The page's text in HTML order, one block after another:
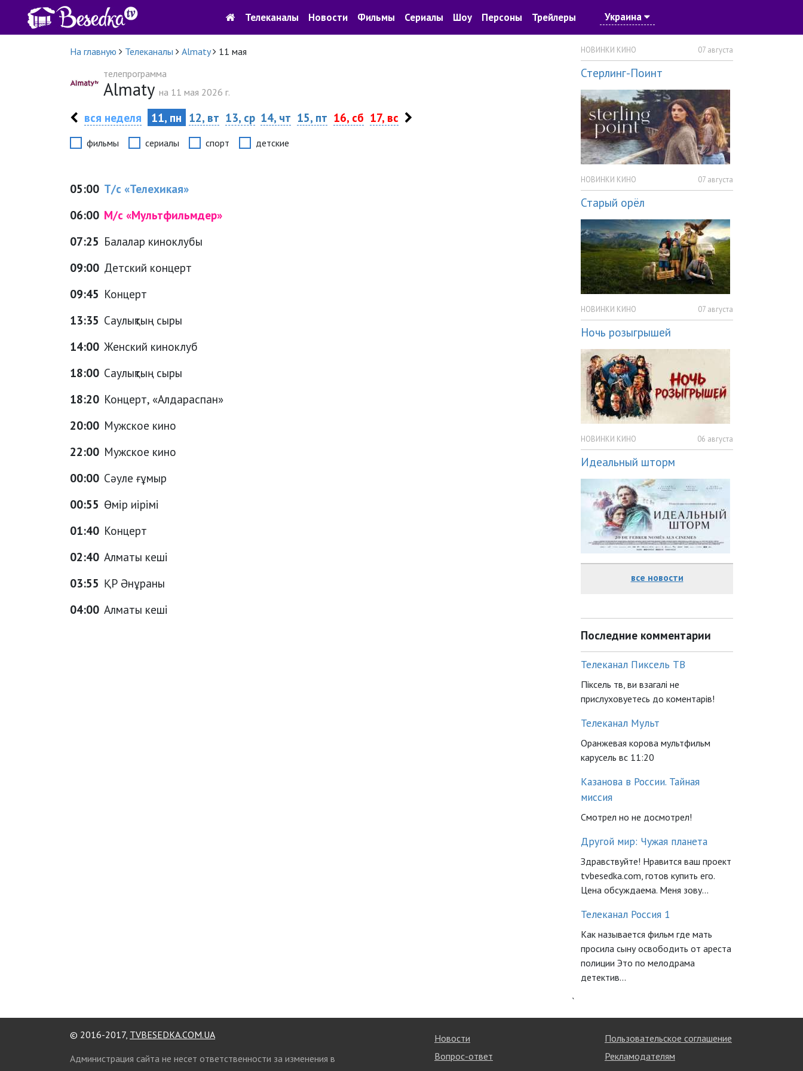
Телеканалы Новости Фильмы Сериалы Шоу Персоны Трейлеры Украина
На главную Телеканалы Аlmaty
11 мая
телепрограмма
Аlmaty на 11 мая 2026 г.
вся неделя 11, пн 12, вт 13, ср 14, чт 15, пт 16, сб 17, вс
фильмы сериалы спорт детские
05:00 Т/с «Телехикая»
06:00 М/с «Мультфильмдер»
07:25 Балалар киноклубы
09:00 Детский концерт
09:45 Концерт
13:35 Саулықтың сыры
14:00 Женский киноклуб
18:00 Саулықтың сыры
18:20 Концерт, «Алдараспан»
20:00 Мужское кино
22:00 Мужское кино
00:00 Сәуле ғұмыр
00:55 Өмір иірімі
01:40 Концерт
02:40 Алматы кеші
03:55 ҚР Әнұраны
04:00 Алматы кеші
НОВИНКИ КИНО 07 августа
Стерлинг-Поинт
НОВИНКИ КИНО 07 августа
Старый орёл
НОВИНКИ КИНО 07 августа
Ночь розыгрышей
НОВИНКИ КИНО 06 августа
Идеальный шторм
все новости
Последние комментарии
Телеканал Пиксель ТВ
Піксель тв, ви взагалі не
прислуховуетесь до коментарів!
Телеканал Мульт
Оранжевая корова мультфильм
карусель вс 11:20
Казанова в России. Тайная
миссия
Смотрел но не досмотрел!
Другой мир: Чужая планета
Здравствуйте! Нравится ваш проект
tvbesedka.com, готов купить его.
Цена обсуждаема. Меня зову...
Телеканал Россия 1
Как называется фильм где мать
просила сыну освободить от ареста
полиции Это по мелодрама
детектив...
`
© 2016-2017, TVBESEDKA.COM.UA
Администрация сайта не несет ответственности за изменения в
Новости
Вопрос-ответ
Пользовательское соглашение
Рекламодателям